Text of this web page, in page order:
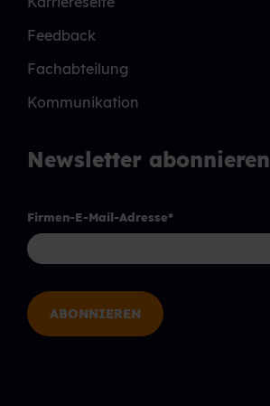
Feedback
Fachabteilung
Kommunikation
Newsletter abonnieren
Firmen-E-Mail-Adresse*